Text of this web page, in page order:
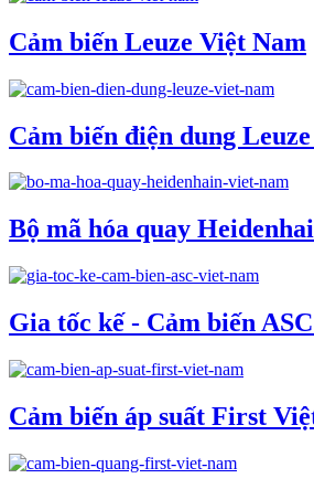
Cảm biến Leuze Việt Nam
Cảm biến điện dung
Bộ mã hóa quay
Gia tốc kế - Cảm biến
Cảm biến áp suất First